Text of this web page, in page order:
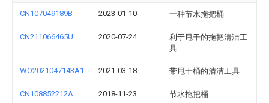
CN107049189B 2023-01-10 一种节水拖把桶
CN211066465U 2020-07-24
利于甩干的拖把清洁工
具
WO2021047143A1 2021-03-18 带甩干桶的清洁工具
CN108852212A 2018-11-23 节水拖把桶